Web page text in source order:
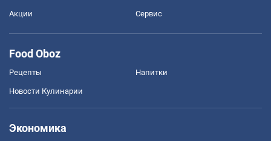
Акции Сервис
Food Oboz
Рецепты Напитки
Новости Кулинарии
Экономика